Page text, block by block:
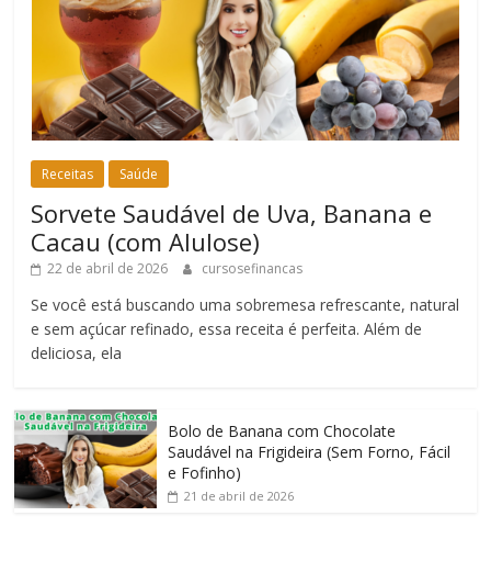
Receitas Saúde
Sorvete Saudável de Uva, Banana e
Cacau (com Alulose)
22 de abril de 2026 cursosefinancas
Se você está buscando uma sobremesa refrescante, natural
e sem açúcar refinado, essa receita é perfeita. Além de
deliciosa, ela
Bolo de Banana com Chocolate
Saudável na Frigideira (Sem Forno, Fácil
e Fofinho)
21 de abril de 2026